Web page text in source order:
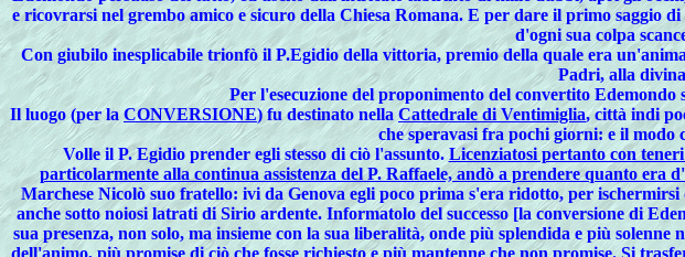
e ricovrarsi nel grembo amico e sicuro della Chiesa Romana. E per dare il primo saggio
d'ogni sua colpa
Con giubilo inesplicabile trionfò il P.Egidio della vittoria, premio della quale era
Padri, alla
Per l'esecuzione del proponimento del convertito
Illuogo (per laCONVERSIONE) fu destinato nellaCattedrale di Ventimiglia, città indi
che speravasi fra pochi giorni: e il modo
Volle il P. Egidio prender egli stesso di ciò l'assunto.Licenziatosi pertanto con
particolarmente alla continua assistenza del P. Raffaele, andò a prendere quanto era
Marchese Nicolò suo fratello: ivi da Genova egli poco prima s'era ridotto, per
anche sotto noiosi latrati di Sirio ardente. Informatolo del successo [la conversione di
sua presenza, non solo, ma insieme con la sua liberalità, onde più splendida e più
dell'animo, più promise di ciò che fosse richiesto e più mantenne che non promise. Si